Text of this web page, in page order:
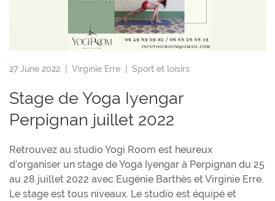
27 June 2022 | Virginie Erre Sport et loisirs
Stage de Yoga Iyengar
Perpignan juillet 2022
Retrouvez au studio Yogi Room est heureux
d’organiser un stage de Yoga Iyengar à Perpignan du 25
au 28 juillet 2022 avec Eugénie Barthès et Virginie Erre.
Le stage est tous niveaux. Le studio est équipé et